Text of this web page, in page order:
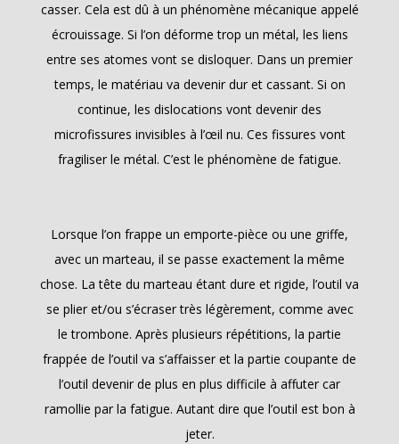
casser. Cela est dû à un phénomène mécanique appelé
écrouissage. Si l’on déforme trop un métal, les liens
entre ses atomes vont se disloquer. Dans un premier
temps, le matériau va devenir dur et cassant. Si on
continue, les dislocations vont devenir des
microfissures invisibles à l’œil nu. Ces fissures vont
fragiliser le métal. C’est le phénomène de fatigue.
Lorsque l’on frappe un emporte-pièce ou une griffe,
avec un marteau, il se passe exactement la même
chose. La tête du marteau étant dure et rigide, l’outil va
se plier et/ou s’écraser très légèrement, comme avec
le trombone. Après plusieurs répétitions, la partie
frappée de l’outil va s’affaisser et la partie coupante de
l’outil devenir de plus en plus difficile à affuter car
ramollie par la fatigue. Autant dire que l’outil est bon à
jeter.